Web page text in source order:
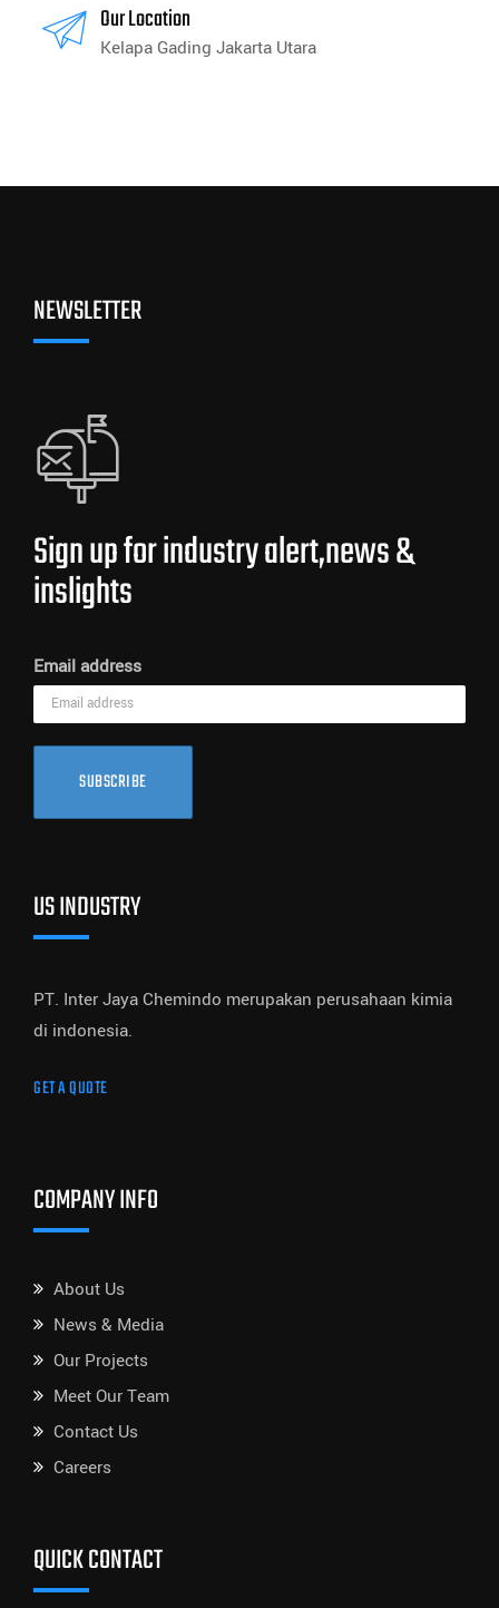
Our Location
Kelapa Gading Jakarta Utara
NEWSLETTER
Sign up for industry alert,news &
inslights
Email address
SUBSCRIBE
US INDUSTRY
PT. Inter Jaya Chemindo merupakan perusahaan kimia
di indonesia.
GET A QUOTE
COMPANY INFO
About Us
News & Media
Our Projects
Meet Our Team
Contact Us
Careers
QUICK CONTACT